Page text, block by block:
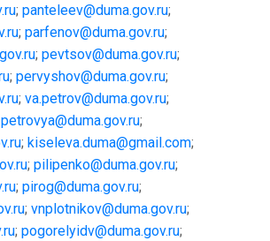
; panteleev@duma.gov.ru;
; parfenov@duma.gov.ru;
; pevtsov@duma.gov.ru;
; pervyshov@duma.gov.ru;
; va.petrov@duma.gov.ru;
petrovya@duma.gov.ru;
; kiseleva.duma@gmail.com;
; pilipenko@duma.gov.ru;
; pirog@duma.gov.ru;
; vnplotnikov@duma.gov.ru;
; pogorelyidv@duma.gov.ru;